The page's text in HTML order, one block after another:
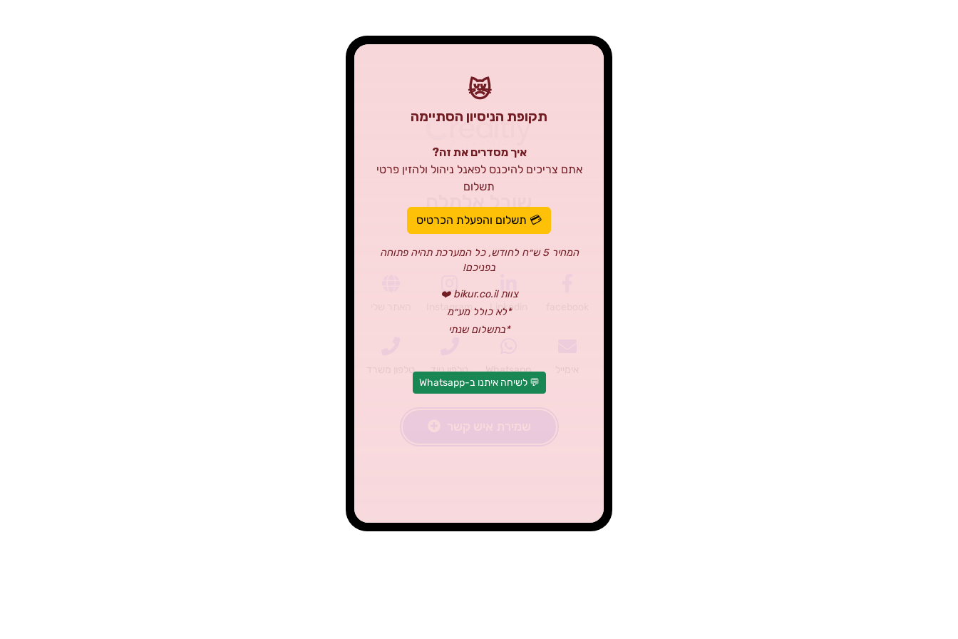
😿
תקופת הניסיון הסתיימה
איך מסדרים את זה?
אתם צריכים להיכנס לפאנל ניהול ולהזין פרטי
תשלום
💳 תשלום והפעלת הכרטיס
המחיר 5 ש״ח לחודש, כל המערכת תהיה פתוחה
בפניכם!
צוות bikur.co.il ❤️
*לא כולל מע״מ
*בתשלום שנתי
💬 לשיחה איתנו ב-Whatsapp
שובל אלמלח
יועץ משכנתאות
Linkedin
Instagram
Whatsapp טלפון נייד טלפון משרד